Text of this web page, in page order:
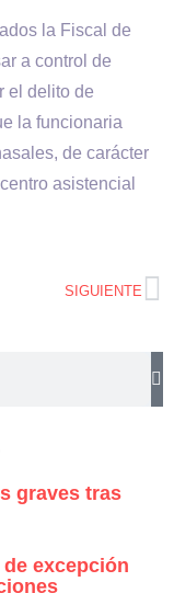
la Fiscal de
a control de
el delito de
la funcionaria
de carácter
asistencial
SIGUIENTE
graves tras
excepción